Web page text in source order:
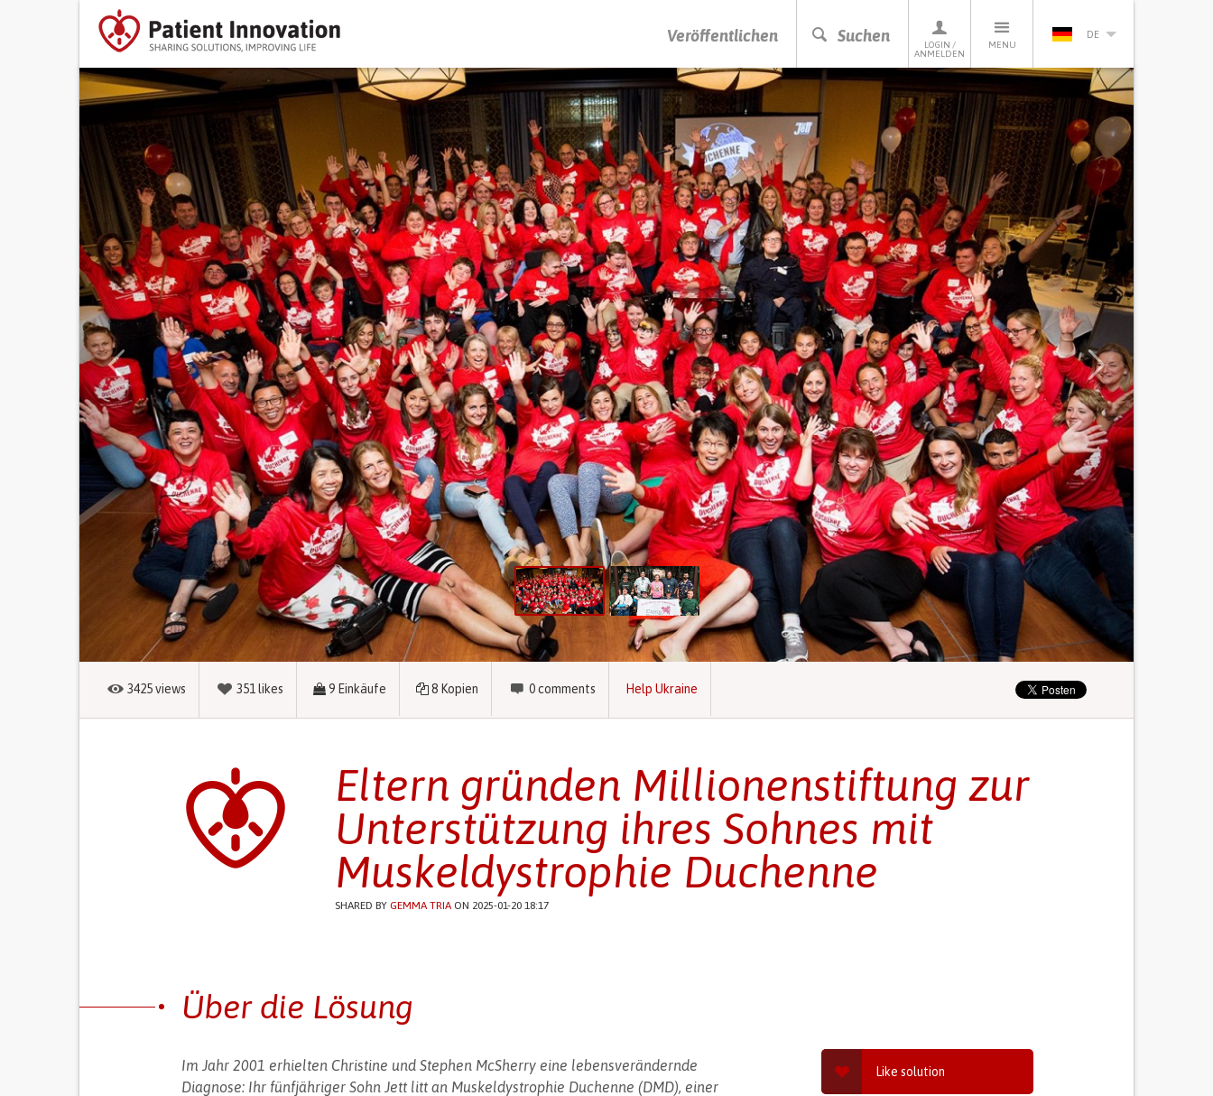
Veröffentlichen Suchen
LOGIN /
ANMELDEN
MENU
DE
DRÜCKEN SIE AUF ENTER UM DIE SUCHE ZU STARTEN
Previous Next
3425views 351 likes 9 Einkäufe 8 Kopien 0comments Help Ukraine
Eltern gründen Millionenstiftung zur
Unterstützung ihres Sohnes mit
Muskeldystrophie Duchenne
SHARED BY GEMMA TRIAON 2025-01-20 18:17
Like solution
Über die Lösung
Im Jahr 2001 erhielten Christine und Stephen McSherry eine lebensverändernde
Diagnose: Ihr fünfjähriger Sohn Jett litt an Muskeldystrophie Duchenne (DMD), einer